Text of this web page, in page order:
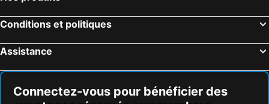
Conditions et politiques
Assistance
Connectez-vous pour bénéficier des